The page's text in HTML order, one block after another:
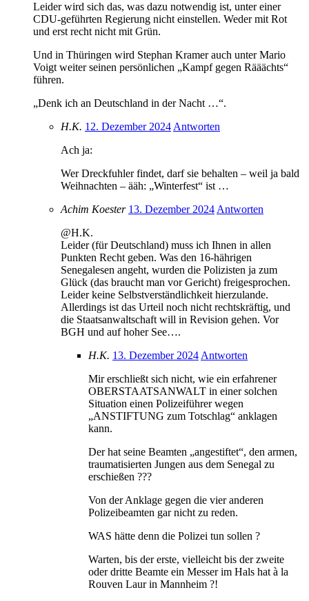
Leider wird sich das, was dazu notwendig ist, unter einer
CDU-geführten Regierung nicht einstellen. Weder mit Rot
und erst recht nicht mit Grün.
Und in Thüringen wird Stephan Kramer auch unter Mario
Voigt weiter seinen persönlichen „Kampf gegen Rääächts“
führen.
„Denk ich an Deutschland in der Nacht …“.
H.K. 12. Dezember 2024 Antworten
Ach ja:
Wer Dreckfuhler findet, darf sie behalten – weil ja bald
Weihnachten – ääh: „Winterfest“ ist …
Achim Koester 13. Dezember 2024 Antworten
@H.K.
Leider (für Deutschland) muss ich Ihnen in allen
Punkten Recht geben. Was den 16-hährigen
Senegalesen angeht, wurden die Polizisten ja zum
Glück (das braucht man vor Gericht) freigesprochen.
Leider keine Selbstverständlichkeit hierzulande.
Allerdings ist das Urteil noch nicht rechtskräftig, und
die Staatsanwaltschaft will in Revision gehen. Vor
BGH und auf hoher See….
H.K. 13. Dezember 2024 Antworten
Mir erschließt sich nicht, wie ein erfahrener
OBERSTAATSANWALT in einer solchen
Situation einen Polizeiführer wegen
„ANSTIFTUNG zum Totschlag“ anklagen
kann.
Der hat seine Beamten „angestiftet“, den armen,
traumatisierten Jungen aus dem Senegal zu
erschießen ???
Von der Anklage gegen die vier anderen
Polizeibeamten gar nicht zu reden.
WAS hätte denn die Polizei tun sollen ?
Warten, bis der erste, vielleicht bis der zweite
oder dritte Beamte ein Messer im Hals hat à la
Rouven Laur in Mannheim ?!